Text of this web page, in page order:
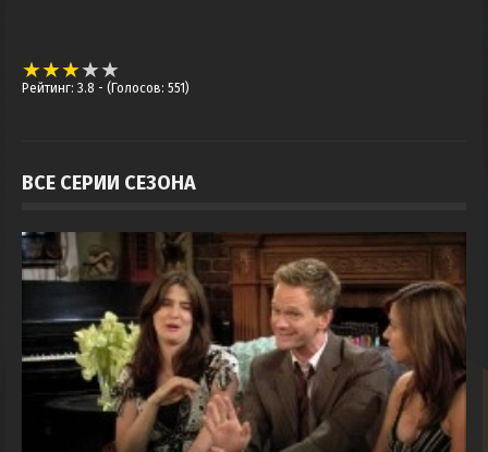
Рейтинг: 3.8 - (Голосов: 551)